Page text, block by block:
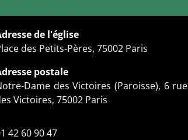
de l'église
des Petits-Pères, 75002 Paris
postale
Dame des Victoires (Paroisse), 6
Victoires, 75002 Paris
42 60 90 47